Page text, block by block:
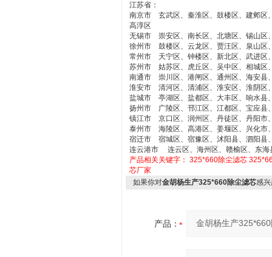
江苏省：
南京市 玄武区、秦淮区、鼓楼区、建邺区
高淳区
无锡市 崇安区、南长区、北塘区、锡山区
徐州市 鼓楼区、云龙区、贾汪区、泉山区
常州市 天宁区、钟楼区、新北区、武进区
苏州市 姑苏区、虎丘区、吴中区、相城区
南通市 崇川区、港闸区、通州区、海安县
淮安市 清河区、清浦区、淮安区、淮阴区
盐城市 亭湖区、盐都区、大丰区、响水县
扬州市 广陵区、邗江区、江都区、宝应县
镇江市 京口区、润州区、丹徒区、丹阳市
泰州市 海陵区、高港区、姜堰区、兴化市
宿迁市 宿城区、宿豫区、沭阳县、泗阳县
连云港市 连云区、海州区、赣榆区、东海
产品相关关键字： 325*660除尘滤芯
芯厂家
如果你对金胡杨生产325*660除尘滤芯感
产品：